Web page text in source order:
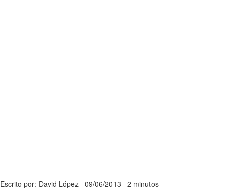
Escrito por: David López 09/06/2013 2 minutos